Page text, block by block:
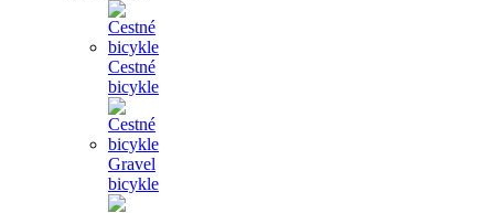
Cestné
bicykle
Gravel
bicykle